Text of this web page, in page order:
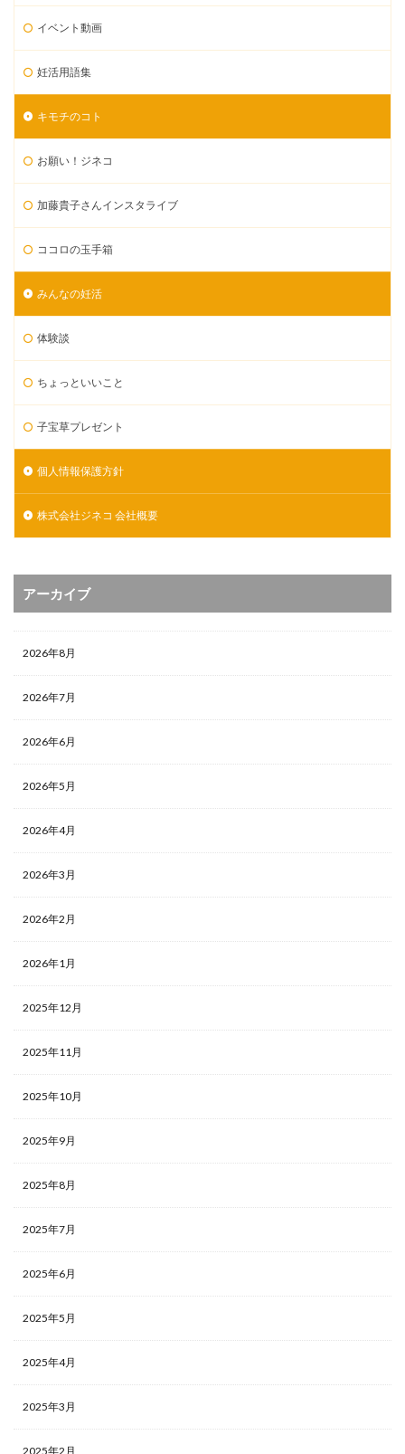
イベント動画
妊活用語集
キモチのコト
お願い！ジネコ
加藤貴子さんインスタライブ
ココロの玉手箱
みんなの妊活
体験談
ちょっといいこと
子宝草プレゼント
個人情報保護方針
株式会社ジネコ 会社概要
アーカイブ
2026年8月
2026年7月
2026年6月
2026年5月
2026年4月
2026年3月
2026年2月
2026年1月
2025年12月
2025年11月
2025年10月
2025年9月
2025年8月
2025年7月
2025年6月
2025年5月
2025年4月
2025年3月
2025年2月